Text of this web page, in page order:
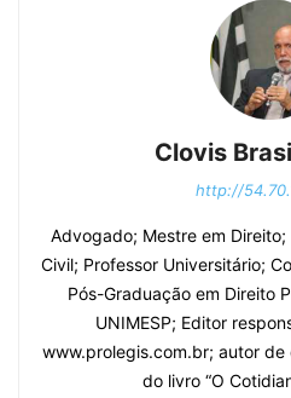
Clovis
http://
Advogado; Mestre em
Civil; Professor Universitário;
Pós-Graduação em Direito
UNIMESP; Editor
www.prolegis.com.br; autor
do livro “O